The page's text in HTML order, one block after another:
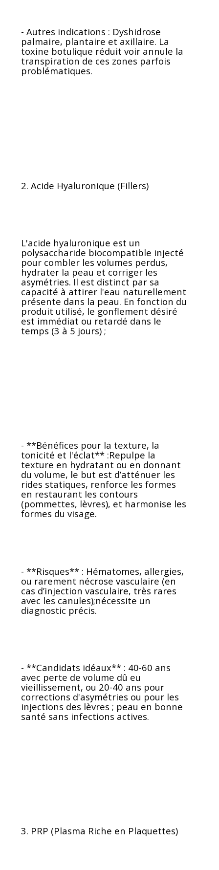
- Autres indications : Dyshidrose
palmaire, plantaire et axillaire. La
toxine botulique réduit voir annule la
transpiration de ces zones parfois
problématiques.
2. Acide Hyaluronique (Fillers)
L'acide hyaluronique est un
polysaccharide biocompatible injecté
pour combler les volumes perdus,
hydrater la peau et corriger les
asymétries. Il est distinct par sa
capacité à attirer l'eau naturellement
présente dans la peau. En fonction du
produit utilisé, le gonflement désiré
est immédiat ou retardé dans le
temps (3 à 5 jours) ;
- **Bénéfices pour la texture, la
tonicité et l'éclat** :Repulpe la
texture en hydratant ou en donnant
du volume, le but est d’atténuer les
rides statiques, renforce les formes
en restaurant les contours
(pommettes, lèvres), et harmonise les
formes du visage.
- **Risques** : Hématomes, allergies,
ou rarement nécrose vasculaire (en
cas d’injection vasculaire, très rares
avec les canules);nécessite un
diagnostic précis.
- **Candidats idéaux** : 40-60 ans
avec perte de volume dû eu
vieillissement, ou 20-40 ans pour
corrections d'asymétries ou pour les
injections des lèvres ; peau en bonne
santé sans infections actives.
3. PRP (Plasma Riche en Plaquettes)